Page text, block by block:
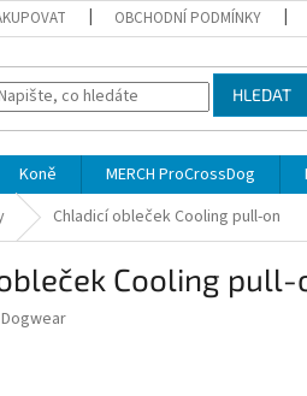
OBCHODNÍ PODMÍNKY
HLEDAT
Koně MERCH ProCrossDog
Chladicí obleček Cooling pull-on
Cooling pull-